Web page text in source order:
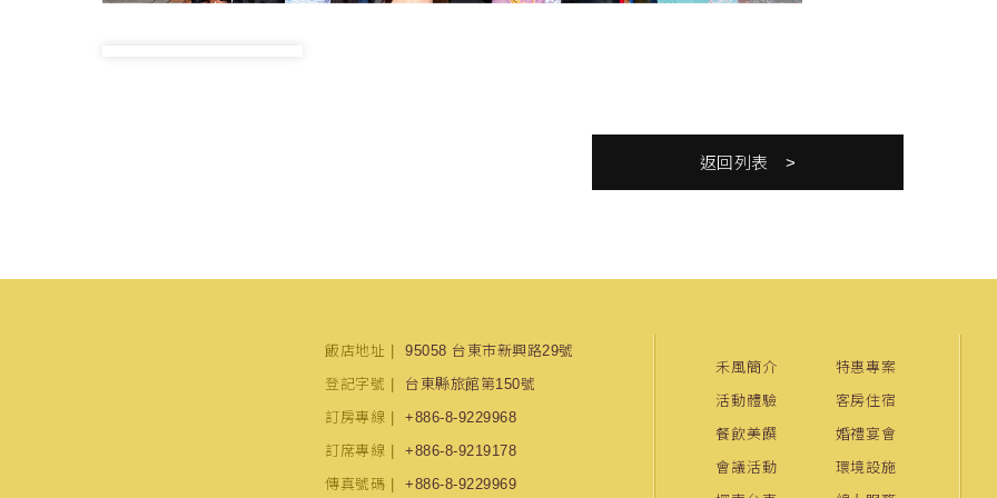
返回列表
飯店地址
95058 台東市新興路29號
登記字號
台東縣旅館第150號
訂房專線
+886-8-9229968
訂席專線
+886-8-9219178
傳真號碼
+886-8-9229969
禾風簡介
特惠專案
活動體驗
客房住宿
餐飲美饌
婚禮宴會
會議活動
環境設施